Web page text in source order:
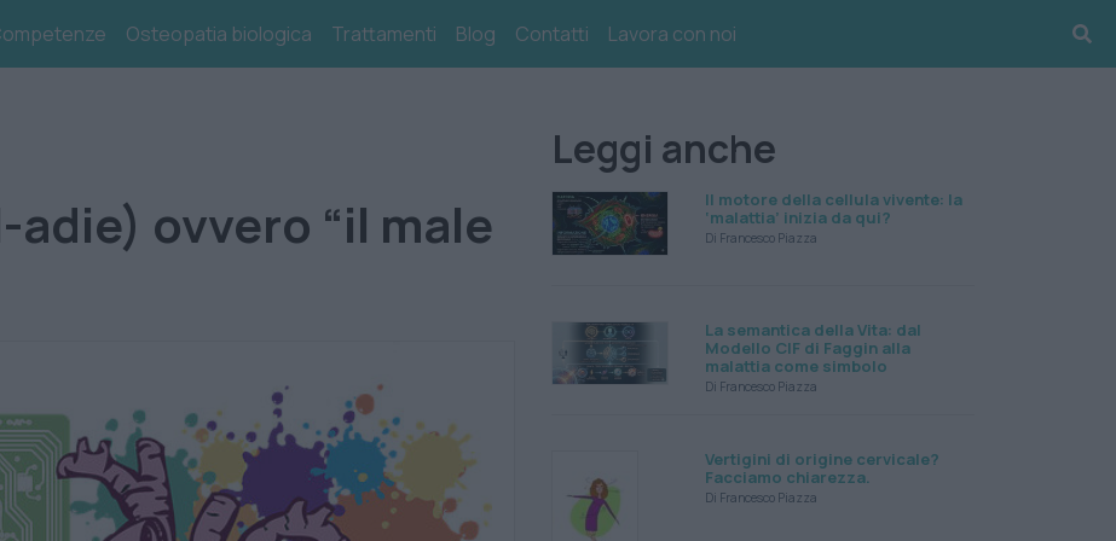
Osteopatia biologica Trattamenti Blog Contatti Lavora con noi
ovvero “il male
Leggi anche
Il motore della cellula vivente: la
‘malattia’ inizia da qui?
Di Francesco Piazza
La semantica della Vita: dal
Modello CIF di Faggin alla
malattia come simbolo
Di Francesco Piazza
Vertigini di origine cervicale?
Facciamo chiarezza.
Di Francesco Piazza